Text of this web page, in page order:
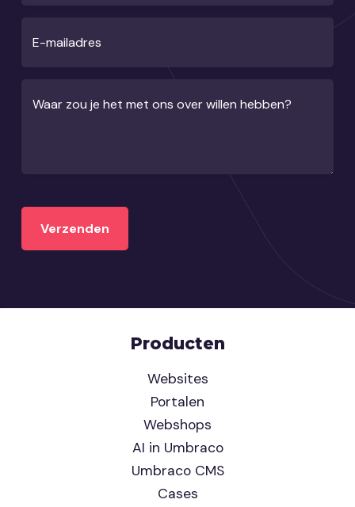
E-mailadres
Waar zou je het met ons over willen hebben?
Producten
Websites
Portalen
Webshops
AI in Umbraco
Umbraco CMS
Cases